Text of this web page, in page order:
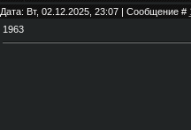
Дата: Вт, 02.12.2025, 23:07 | Сообщение #
1963